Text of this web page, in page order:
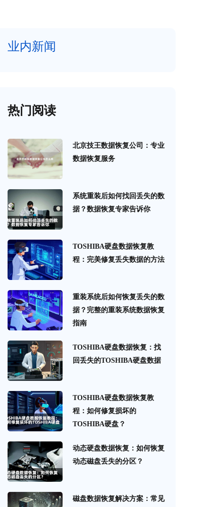
业内新闻
热门阅读
北京技王数据恢复公司：专业
数据恢复服务
系统重装后如何找回丢失的数
据？数据恢复专家告诉你
TOSHIBA硬盘数据恢复教
程：完美修复丢失数据的方法
重装系统后如何恢复丢失的数
据？完整的重装系统数据恢复
指南
TOSHIBA硬盘数据恢复：找
回丢失的TOSHIBA硬盘数据
TOSHIBA硬盘数据恢复教
程：如何修复损坏的
TOSHIBA硬盘？
动态硬盘数据恢复：如何恢复
动态磁盘丢失的分区？
磁盘数据恢复解决方案：常见